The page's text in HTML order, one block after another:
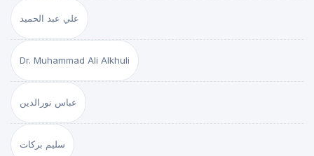
علي عبد الحميد
Dr. Muhammad Ali Alkhuli
عباس نورالدين
سليم بركات